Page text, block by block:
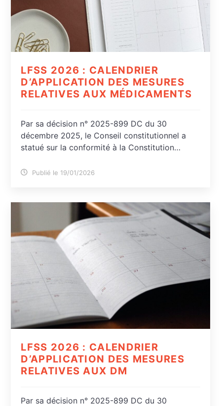
LFSS 2026 : CALENDRIER
D’APPLICATION DES MESURES
RELATIVES AUX MÉDICAMENTS
Par sa décision n° 2025-899 DC du 30
décembre 2025, le Conseil constitutionnel a
statué sur la conformité à la Constitution…
Publié le 19/01/2026
LFSS 2026 : CALENDRIER
D’APPLICATION DES MESURES
RELATIVES AUX DM
Par sa décision n° 2025-899 DC du 30